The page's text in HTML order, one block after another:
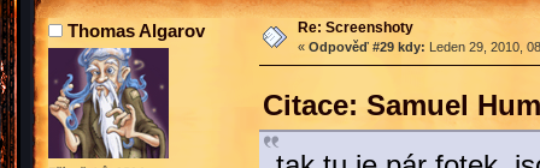
Thomas Algarov Re: Screenshoty
« Odpověď #29 kdy: Leden 29, 2010,
Citace: Samuel